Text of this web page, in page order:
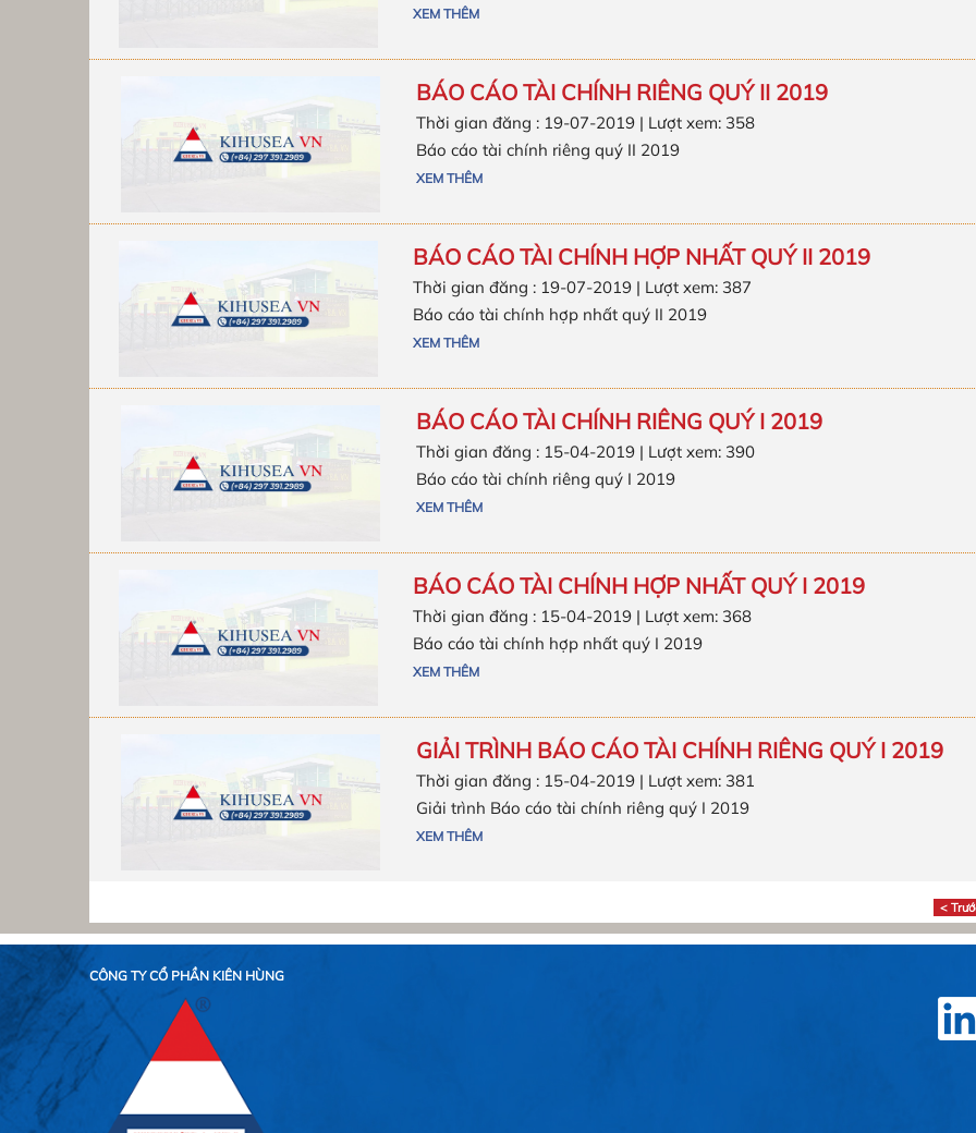
XEM THÊM
BÁO CÁO TÀI CHÍNH RIÊNG QUÝ II 2019
Thời gian đăng : 19-07-2019 | Lượt xem: 358
Báo cáo tài chính riêng quý II 2019
XEM THÊM
BÁO CÁO TÀI CHÍNH HỢP NHẤT QUÝ II 2019
Thời gian đăng : 19-07-2019 | Lượt xem: 387
Báo cáo tài chính hợp nhất quý II 2019
XEM THÊM
BÁO CÁO TÀI CHÍNH RIÊNG QUÝ I 2019
Thời gian đăng : 15-04-2019 | Lượt xem: 390
Báo cáo tài chính riêng quý I 2019
XEM THÊM
BÁO CÁO TÀI CHÍNH HỢP NHẤT QUÝ I 2019
Thời gian đăng : 15-04-2019 | Lượt xem: 368
Báo cáo tài chính hợp nhất quý I 2019
XEM THÊM
GIẢI TRÌNH BÁO CÁO TÀI CHÍNH RIÊNG QUÝ I 2019
Thời gian đăng : 15-04-2019 | Lượt xem: 381
Giải trình Báo cáo tài chính riêng quý I 2019
XEM THÊM
<
CÔNG TY CỔ PHẦN KIÊN HÙNG